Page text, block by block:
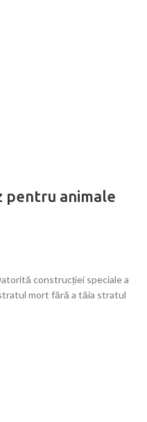
pentru animale
construcției speciale a
mort fără a tăia stratul